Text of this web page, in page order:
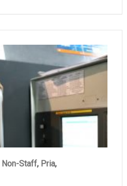
Non-Staff, Pria,